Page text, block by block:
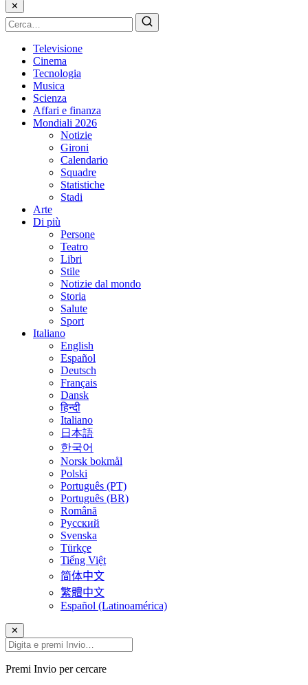
✕
Televisione
Cinema
Tecnologia
Musica
Scienza
Affari e finanza
Mondiali 2026
Notizie
Gironi
Calendario
Squadre
Statistiche
Stadi
Arte
Di più
Persone
Teatro
Libri
Stile
Notizie dal mondo
Storia
Salute
Sport
Italiano
English
Español
Deutsch
Français
Dansk
हिन्दी
Italiano
日本語
한국어
Norsk bokmål
Polski
Português (PT)
Português (BR)
Română
Русский
Svenska
Türkçe
Tiếng Việt
简体中文
繁體中文
Español (Latinoamérica)
✕
Premi Invio per cercare